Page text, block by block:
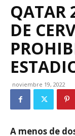
QATAR
DE
noviembre 19, 2022
A menos de